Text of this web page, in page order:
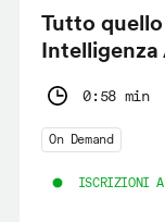
Tutto quello
0:58 min
On Demand
ISCRIZIONI